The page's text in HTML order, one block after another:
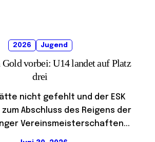
2026 Jugend
Gold vorbei: U14 landet auf Platz
drei
nicht gefehlt und der ESK
Abschluss des Reigens der
Vereinsmeisterschaften...